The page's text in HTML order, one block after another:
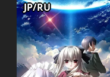
JP/RU